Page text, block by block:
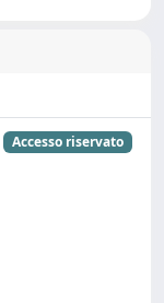
Accesso riservato